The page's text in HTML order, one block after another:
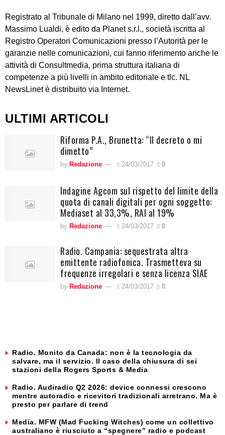
Registrato al Tribunale di Milano nel 1999, diretto dall’avv.
Massimo Lualdi, è edito da Planet s.r.l., società iscritta al
Registro Operatori Comunicazioni presso l’Autorità per le
garanzie nelle comunicazioni, cui fanno riferimento anche le
attività di Consultmedia, prima struttura italiana di
competenze a più livelli in ambito editoriale e tlc. NL
NewsLinet è distribuito via Internet.
ULTIMI ARTICOLI
Riforma P.A., Brunetta: “Il decreto o mi
dimetto”
by Redazione 24/03/2017 0
Indagine Agcom sul rispetto del limite della
quota di canali digitali per ogni soggetto:
Mediaset al 33,3%, RAI al 19%
by Redazione 24/03/2017 0
Radio. Campania: sequestrata altra
emittente radiofonica. Trasmetteva su
frequenze irregolari e senza licenza SIAE
by Redazione 24/03/2017 0
Radio. Monito da Canada: non è la tecnologia da
salvare, ma il servizio. Il caso della chiusura di sei
stazioni della Rogers Sports & Media
Radio. Audiradio Q2 2026: device connessi crescono
mentre autoradio e ricevitori tradizionali arretrano. Ma è
presto per parlare di trend
Media. MFW (Mad Fucking Witches) come un collettivo
australiano è riusciuto a “spegnere” radio e podcast